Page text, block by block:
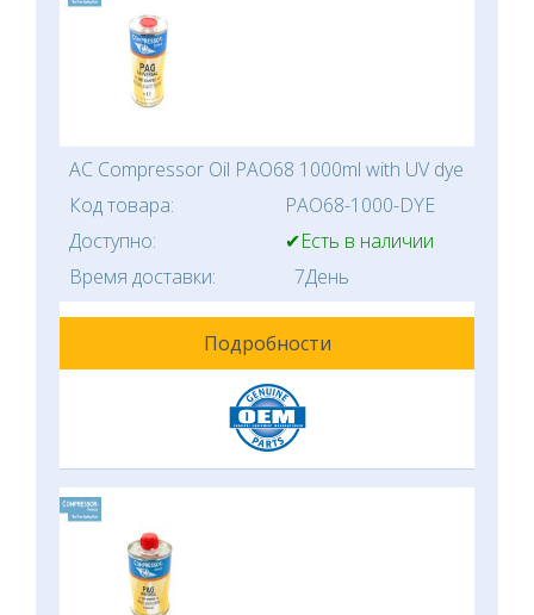
AC Compressor Oil PAO68 1000ml with UV dye
Код товара:
PAO68-1000-DYE
Доступно:
✔Есть в наличии
Время доставки:
7День
Подробности